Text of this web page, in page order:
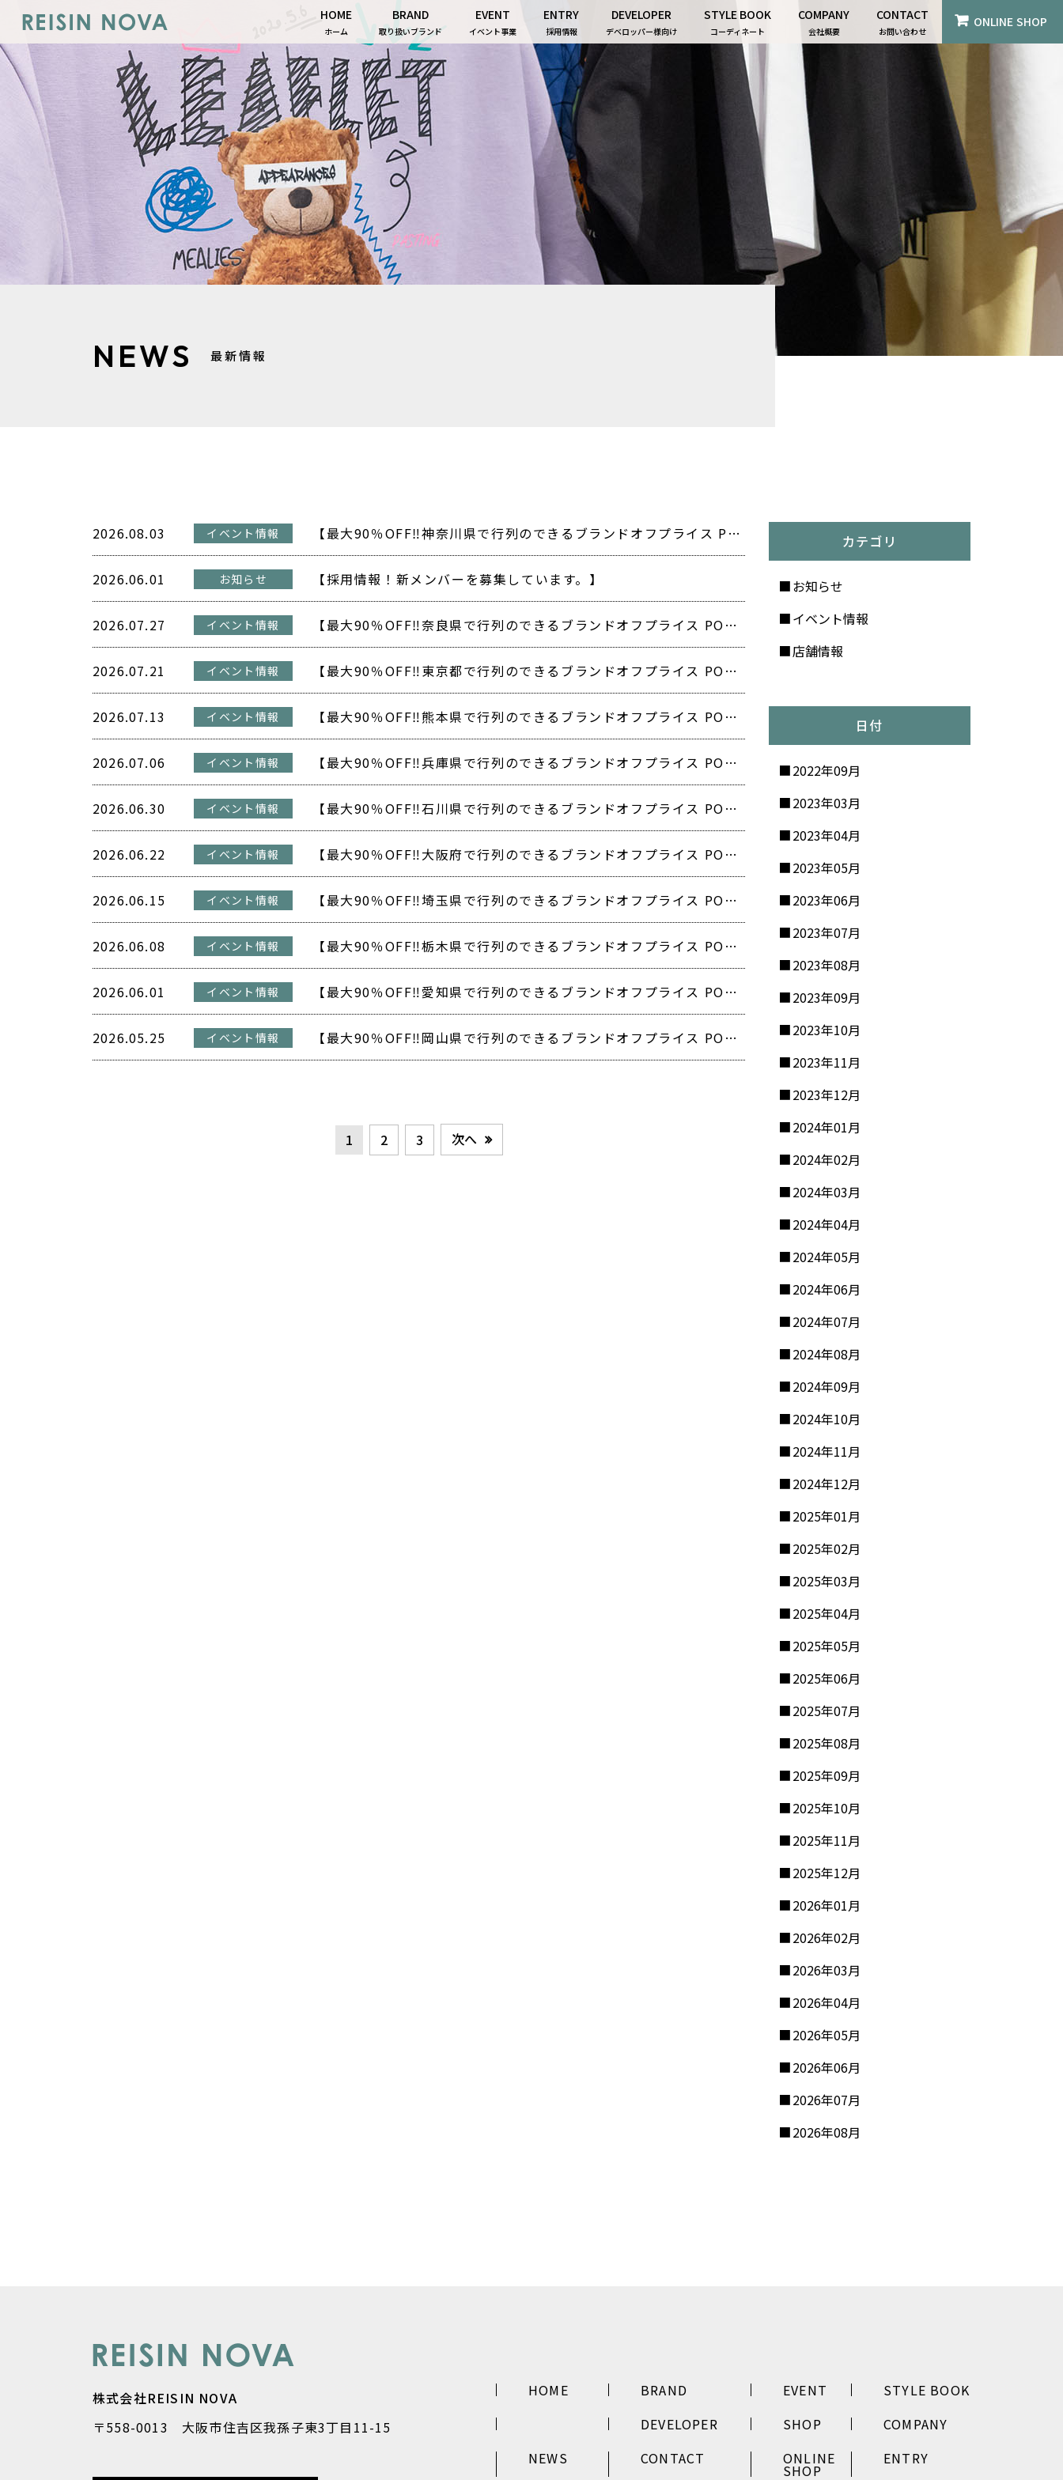
HOME
ホーム
BRAND
取り扱いブランド
EVENT
イベント事業
ENTRY
採用情報
DEVELOPER
デベロッパー様向け
STYLE BOOK
コーディネート
COMPANY
会社概要
CONTACT
お問い合わせ
ONLINE SHOP
NEWS 最新情報
2026.08.03 イベント情報 【最大90％OFF‼️神奈川県で行列のできるブランドオフプライス POPUP開催❗️】
2026.06.01 お知らせ 【採用情報！新メンバーを募集しています。】
2026.07.27 イベント情報 【最大90％OFF‼️奈良県で行列のできるブランドオフプライス POPUP開催❗️】
2026.07.21 イベント情報 【最大90％OFF‼️東京都で行列のできるブランドオフプライス POPUP開催❗️】
2026.07.13 イベント情報 【最大90％OFF‼️熊本県で行列のできるブランドオフプライス POPUP開催❗️】
2026.07.06 イベント情報 【最大90％OFF‼️兵庫県で行列のできるブランドオフプライス POPUP開催❗️】
2026.06.30 イベント情報 【最大90％OFF‼️石川県で行列のできるブランドオフプライス POPUP開催❗️】
2026.06.22 イベント情報 【最大90％OFF‼️大阪府で行列のできるブランドオフプライス POPUP開催❗️】
2026.06.15 イベント情報 【最大90％OFF‼️埼玉県で行列のできるブランドオフプライス POPUP開催❗️】
2026.06.08 イベント情報 【最大90％OFF‼️栃木県で行列のできるブランドオフプライス POPUP開催❗️】
2026.06.01 イベント情報 【最大90％OFF‼️愛知県で行列のできるブランドオフプライス POPUP開催❗️】
2026.05.25 イベント情報 【最大90％OFF‼️岡山県で行列のできるブランドオフプライス POPUP開催❗️】
1 2 3 次へ
カテゴリ
お知らせ
イベント情報
店舗情報
日付
2022年09月
2023年03月
2023年04月
2023年05月
2023年06月
2023年07月
2023年08月
2023年09月
2023年10月
2023年11月
2023年12月
2024年01月
2024年02月
2024年03月
2024年04月
2024年05月
2024年06月
2024年07月
2024年08月
2024年09月
2024年10月
2024年11月
2024年12月
2025年01月
2025年02月
2025年03月
2025年04月
2025年05月
2025年06月
2025年07月
2025年08月
2025年09月
2025年10月
2025年11月
2025年12月
2026年01月
2026年02月
2026年03月
2026年04月
2026年05月
2026年06月
2026年07月
2026年08月
株式会社REISIN NOVA
〒558-0013 大阪市住吉区我孫子東3丁目11-15
HOME BRAND EVENT
STYLE BOOK
DEVELOPER
SHOP
COMPANY
NEWS
CONTACT ONLINE
SHOP
ENTRY